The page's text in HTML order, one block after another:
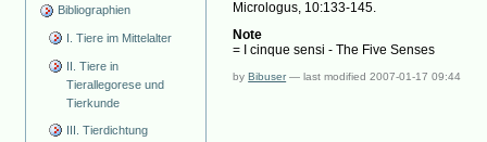
Bibliographien
I. Tiere im Mittelalter
II. Tiere in
Tierallegorese und
Tierkunde
III. Tierdichtung
Micrologus, 10:133-145.
Note
= I cinque sensi - The Five Senses
byBibuser —last modified2007-01-17 09:44